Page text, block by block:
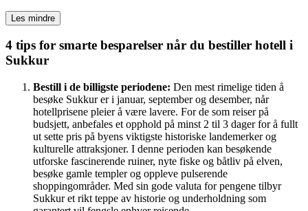
Les mindre
4 tips for smarte besparelser når du bestiller hotell i
Sukkur
Bestill i de billigste periodene: Den mest rimelige tiden å
besøke Sukkur er i januar, september og desember, når
hotellprisene pleier å være lavere. For de som reiser på
budsjett, anbefales et opphold på minst 2 til 3 dager for å fullt
ut sette pris på byens viktigste historiske landemerker og
kulturelle attraksjoner. I denne perioden kan besøkende
utforske fascinerende ruiner, nyte fiske og båtliv på elven,
besøke gamle templer og oppleve pulserende
shoppingområder. Med sin gode valuta for pengene tilbyr
Sukkur et rikt teppe av historie og underholdning som